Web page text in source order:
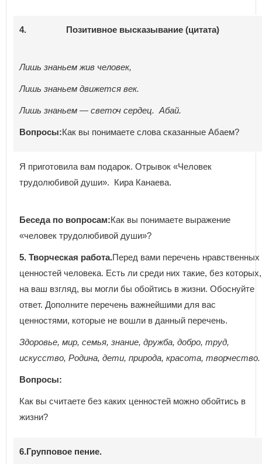
4. Позитивное высказывание (цитата)
Лишь знаньем жив человек,
Лишь знаньем движется век.
Лишь знаньем — светоч сердец. Абай.
Вопросы:Как вы понимаете слова сказанные Абаем?
Я приготовила вам подарок. Отрывок «Человек
трудолюбивой души». Кира Канаева.
Беседа по вопросам:Как вы понимаете выражение
«человек трудолюбивой души»?
5. Творческая работа.Перед вами перечень нравственных
ценностей человека. Есть ли среди них такие, без которых,
на ваш взгляд, вы могли бы обойтись в жизни. Обоснуйте
ответ. Дополните перечень важнейшими для вас
ценностями, которые не вошли в данный перечень.
Здоровье, мир, семья, знание, дружба, добро, труд,
искусство, Родина, дети, природа, красота, творчество.
Вопросы:
Как вы считаете без каких ценностей можно обойтись в
жизни?
6.Групповое пение.